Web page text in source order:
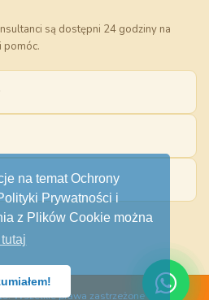
na temat Ochrony
Prywatności i
z Plików Cookie można
są dostępni 24 godziny na
pomóc.
Wszelkie prawa zastrzeżone